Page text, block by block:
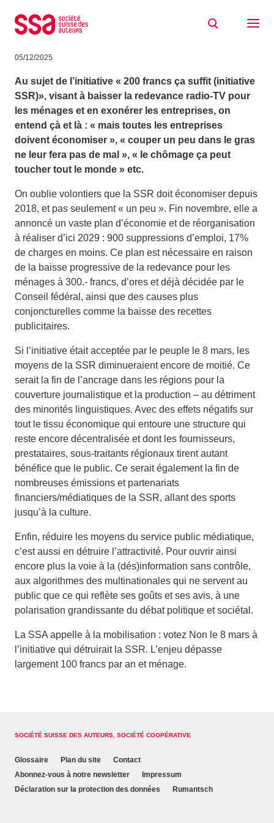
francs ne suffisent pas.
05/12/2025
Au sujet de l’initiative « 200 francs ça suffit (initiative
SSR)», visant à baisser la redevance radio-TV pour
les ménages et en exonérer les entreprises, on
entend çà et là : « mais toutes les entreprises
doivent économiser », « couper un peu dans le gras
ne leur fera pas de mal », « le chômage ça peut
toucher tout le monde » etc.
On oublie volontiers que la SSR doit économiser depuis
2018, et pas seulement « un peu ». Fin novembre, elle a
annoncé un vaste plan d’économie et de réorganisation
à réaliser d’ici 2029 : 900 suppressions d’emploi, 17%
de charges en moins. Ce plan est nécessaire en raison
de la baisse progressive de la redevance pour les
ménages à 300.- francs, d’ores et déjà décidée par le
Conseil fédéral, ainsi que des causes plus
conjoncturelles comme la baisse des recettes
publicitaires.
Si l’initiative était acceptée par le peuple le 8 mars, les
moyens de la SSR diminueraient encore de moitié. Ce
serait la fin de l’ancrage dans les régions pour la
couverture journalistique et la production – au détriment
des minorités linguistiques. Avec des effets négatifs sur
tout le tissu économique qui entoure une structure qui
reste encore décentralisée et dont les fournisseurs,
prestataires, sous-traitants régionaux tirent autant
bénéfice que le public. Ce serait également la fin de
nombreuses émissions et partenariats
financiers/médiatiques de la SSR, allant des sports
jusqu’à la culture.
Enfin, réduire les moyens du service public médiatique,
c’est aussi en détruire l’attractivité. Pour ouvrir ainsi
encore plus la voie à la (dés)information sans contrôle,
aux algorithmes des multinationales qui ne servent au
public que ce qui reflète ses goûts et ses avis, à une
polarisation grandissante du débat politique et sociétal.
La SSA appelle à la mobilisation : votez Non le 8 mars à
l’initiative qui détruirait la SSR. L’enjeu dépasse
largement 100 francs par an et ménage.
SOCIÉTÉ SUISSE DES AUTEURS, SOCIÉTÉ COOPÉRATIVE
Glossaire Plan du site
Contact
Abonnez-vous à notre newsletter
Impressum
Déclaration sur la protection des données
Rumantsch